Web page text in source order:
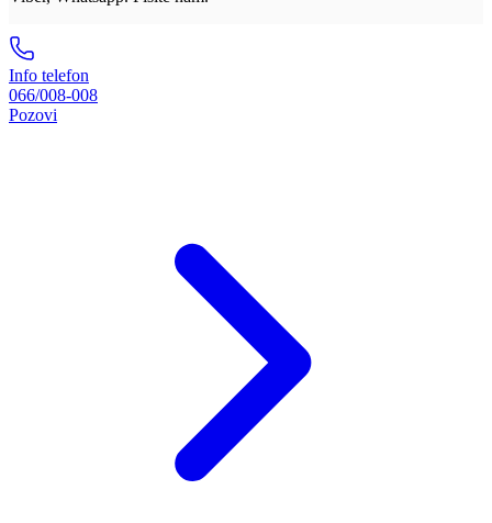
Info telefon
066/008-008
Pozovi